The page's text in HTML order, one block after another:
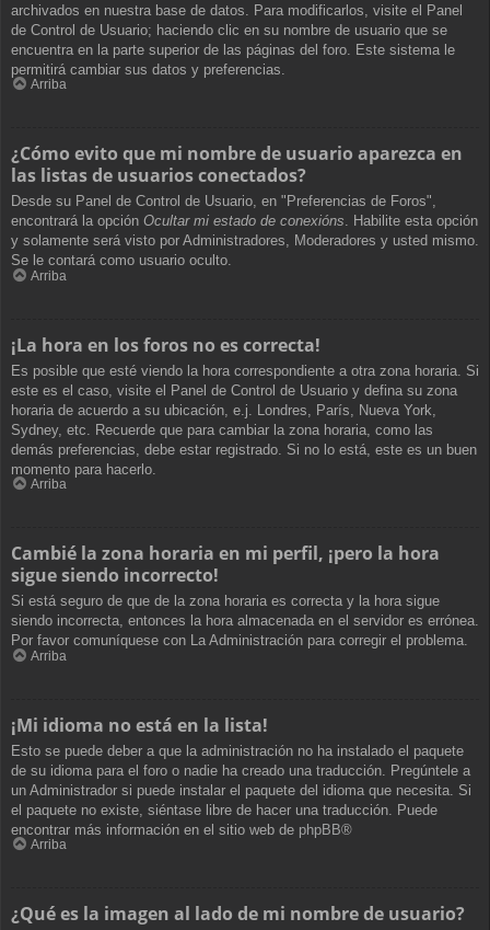
archivados en nuestra base de datos. Para modificarlos, visite el Panel
de Control de Usuario; haciendo clic en su nombre de usuario que se
encuentra en la parte superior de las páginas del foro. Este sistema le
permitirá cambiar sus datos y preferencias.
Arriba
¿Cómo evito que mi nombre de usuario aparezca en
las listas de usuarios conectados?
Desde su Panel de Control de Usuario, en "Preferencias de Foros",
encontrará la opción Ocultar mi estado de conexións. Habilite esta opción
y solamente será visto por Administradores, Moderadores y usted mismo.
Se le contará como usuario oculto.
Arriba
¡La hora en los foros no es correcta!
Es posible que esté viendo la hora correspondiente a otra zona horaria. Si
este es el caso, visite el Panel de Control de Usuario y defina su zona
horaria de acuerdo a su ubicación, e.j. Londres, París, Nueva York,
Sydney, etc. Recuerde que para cambiar la zona horaria, como las
demás preferencias, debe estar registrado. Si no lo está, este es un buen
momento para hacerlo.
Arriba
Cambié la zona horaria en mi perfil, ¡pero la hora
sigue siendo incorrecto!
Si está seguro de que de la zona horaria es correcta y la hora sigue
siendo incorrecta, entonces la hora almacenada en el servidor es errónea.
Por favor comuníquese con La Administración para corregir el problema.
Arriba
¡Mi idioma no está en la lista!
Esto se puede deber a que la administración no ha instalado el paquete
de su idioma para el foro o nadie ha creado una traducción. Pregúntele a
un Administrador si puede instalar el paquete del idioma que necesita. Si
el paquete no existe, siéntase libre de hacer una traducción. Puede
encontrar más información en el sitio web de phpBB®
Arriba
¿Qué es la imagen al lado de mi nombre de usuario?